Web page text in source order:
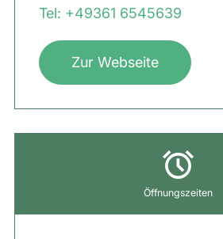
Tel: +49361 6545639
Zur Webseite
Öffnungszeiten